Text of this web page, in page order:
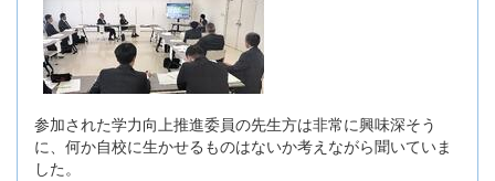
参加された学力向上推進委員の先生方は非常に興味深そう
に、何か自校に生かせるものはないか考えながら聞いていま
した。